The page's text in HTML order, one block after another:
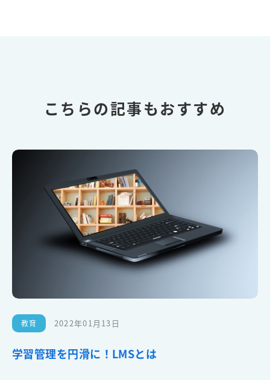
こちらの記事もおすすめ
教育 2022年01月13日
学習管理を円滑に！LMSとは